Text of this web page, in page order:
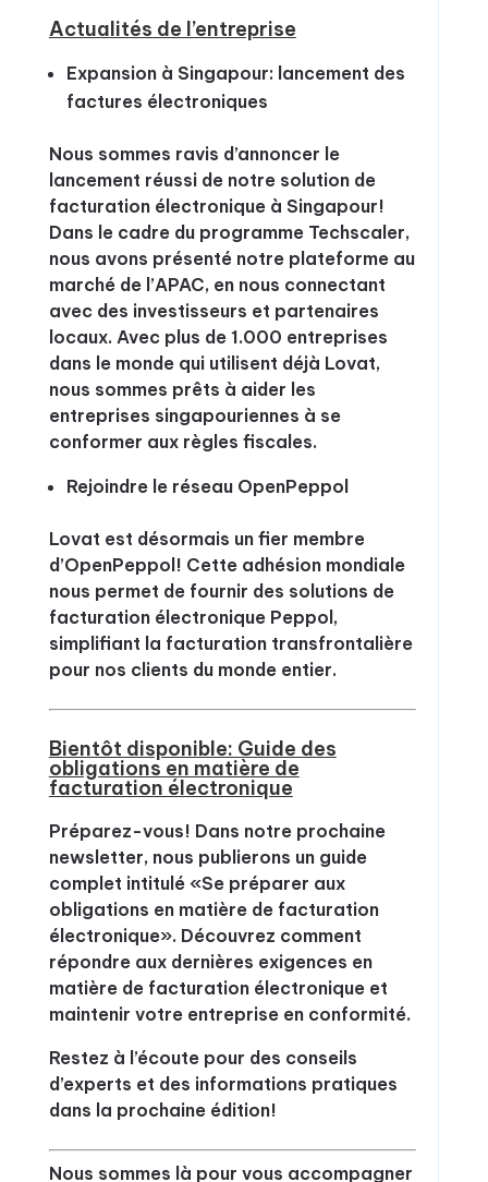
Actualités de l’entreprise
Expansion à Singapour: lancement des
factures électroniques
Nous sommes ravis d’annoncer le
lancement réussi de notre solution de
facturation électronique à Singapour!
Dans le cadre du programme Techscaler,
nous avons présenté notre plateforme au
marché de l’APAC, en nous connectant
avec des investisseurs et partenaires
locaux. Avec plus de 1.000 entreprises
dans le monde qui utilisent déjà Lovat,
nous sommes prêts à aider les
entreprises singapouriennes à se
conformer aux règles fiscales.
Rejoindre le réseau OpenPeppol
Lovat est désormais un fier membre
d’OpenPeppol! Cette adhésion mondiale
nous permet de fournir des solutions de
facturation électronique Peppol,
simplifiant la facturation transfrontalière
pour nos clients du monde entier.
Bientôt disponible: Guide des
obligations en matière de
facturation électronique
Préparez-vous! Dans notre prochaine
newsletter, nous publierons un guide
complet intitulé «Se préparer aux
obligations en matière de facturation
électronique». Découvrez comment
répondre aux dernières exigences en
matière de facturation électronique et
maintenir votre entreprise en conformité.
Restez à l’écoute pour des conseils
d’experts et des informations pratiques
dans la prochaine édition!
Nous sommes là pour vous accompagner